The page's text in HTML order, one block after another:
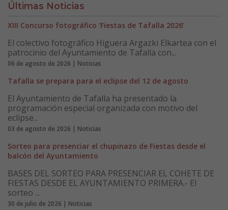
Últimas Noticias
XIII Concurso fotográfico ‘Fiestas de Tafalla 2026’
El colectivo fotográfico Higuera Argazki Elkartea con el
patrocinio del Ayuntamiento de Tafalla con...
06 de agosto de 2026 | Noticias
Tafalla se prepara para el eclipse del 12 de agosto
El Ayuntamiento de Tafalla ha presentado la
programación especial organizada con motivo del
eclipse...
03 de agosto de 2026 | Noticias
Sorteo para presenciar el chupinazo de Fiestas desde el
balcón del Ayuntamiento
BASES DEL SORTEO PARA PRESENCIAR EL COHETE DE
FIESTAS DESDE EL AYUNTAMIENTO PRIMERA.- El
sorteo ...
30 de julio de 2026 | Noticias